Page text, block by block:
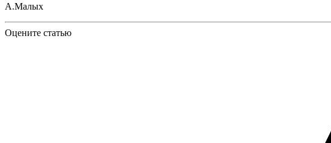
А.Малых
Оцените статью